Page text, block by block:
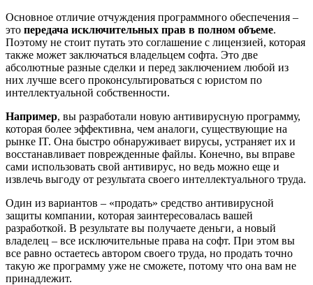
Основное отличие отчуждения программного обеспечения –
это передача исключительных прав в полном объеме.
Поэтому не стоит путать это соглашение с лицензией, которая
также может заключаться владельцем софта. Это две
абсолютные разные сделки и перед заключением любой из
них лучше всего проконсультироваться с юристом по
интеллектуальной собственности.
Например, вы разработали новую антивирусную программу,
которая более эффективна, чем аналоги, существующие на
рынке IT. Она быстро обнаруживает вирусы, устраняет их и
восстанавливает поврежденные файлы. Конечно, вы вправе
сами использовать свой антивирус, но ведь можно еще и
извлечь выгоду от результата своего интеллектуального труда.
Один из вариантов – «продать» средство антивирусной
защиты компании, которая заинтересовалась вашей
разработкой. В результате вы получаете деньги, а новый
владелец – все исключительные права на софт. При этом вы
все равно остаетесь автором своего труда, но продать точно
такую же программу уже не сможете, потому что она вам не
принадлежит.